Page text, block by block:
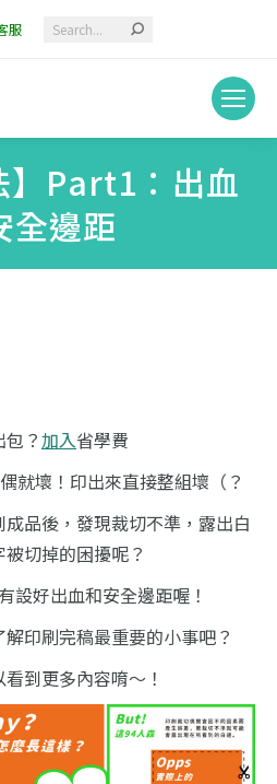
服 Search:
】Part1：出血
全邊距
？加入省學費
就壞！印出來直接整組壞（？
品後，發現裁切不準， 露出白
切掉的困擾呢？
設好出血和安全邊距喔！
印刷完稿最重要的小事吧？
到更多內容唷～！